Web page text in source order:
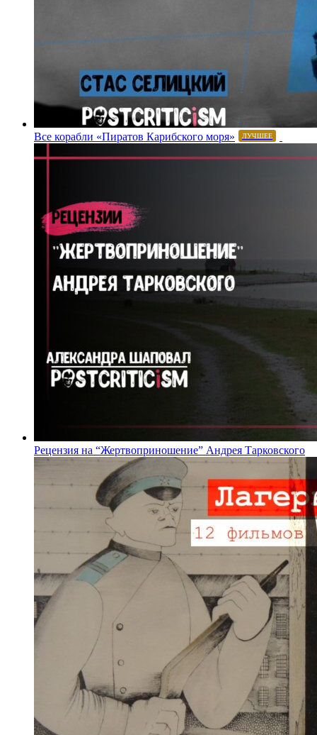
Все корабли «Пиратов Карибского моря» ЛУЧШЕЕ
Рецензия на “Жертвоприношение” Андрея Тарковского